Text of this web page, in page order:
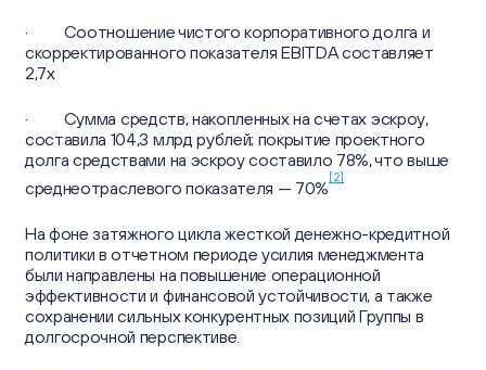
· Соотношение чистого корпоративного долга и
скорректированного показателя EBITDA составляет
2,7х
· Сумма средств, накопленных на счетах эскроу,
составила 104,3 млрд рублей; покрытие проектного
долга средствами на эскроу составило 78%, что выше
среднеотраслевого показателя — 70%
[2]
На фоне затяжного цикла жесткой денежно-кредитной
политики в отчетном периоде усилия менеджмента
были направлены на повышение операционной
эффективности и финансовой устойчивости, а также
сохранении сильных конкурентных позиций Группы в
долгосрочной перспективе.